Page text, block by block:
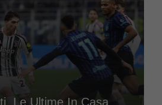
Le Ultime In Casa